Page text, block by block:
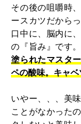
その後の咀嚼時
ースカツだから
口中に、脳内に
の『旨み』です
塗られたマスタ
ペの酸味。キャベ
いやー、、、美
ことがなかった